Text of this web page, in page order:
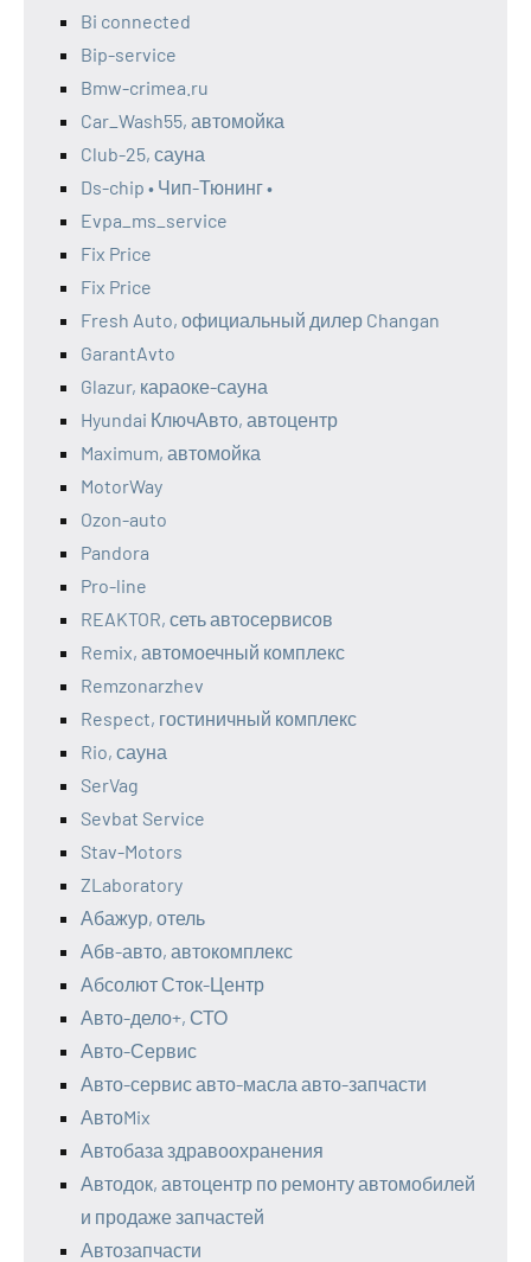
Bi connected
Bip-service
Bmw-crimea.ru
Car_Wash55, автомойка
Club-25, сауна
Ds-chip • Чип-Тюнинг •
Evpa_ms_service
Fix Price
Fix Price
Fresh Auto, официальный дилер Changan
GarantAvto
Glazur, караоке-сауна
Hyundai КлючАвто, автоцентр
Maximum, автомойка
MotorWay
Ozon-auto
Pandora
Pro-line
REAKTOR, сеть автосервисов
Remix, автомоечный комплекс
Remzonarzhev
Respect, гостиничный комплекс
Rio, сауна
SerVag
Sevbat Service
Stav-Motors
ZLaboratory
Абажур, отель
Абв-авто, автокомплекс
Абсолют Сток-Центр
Авто-дело+, СТО
Авто-Сервис
Авто-сервис авто-масла авто-запчасти
АвтоMix
Автобаза здравоохранения
Автодок, автоцентр по ремонту автомобилей
и продаже запчастей
Автозапчасти